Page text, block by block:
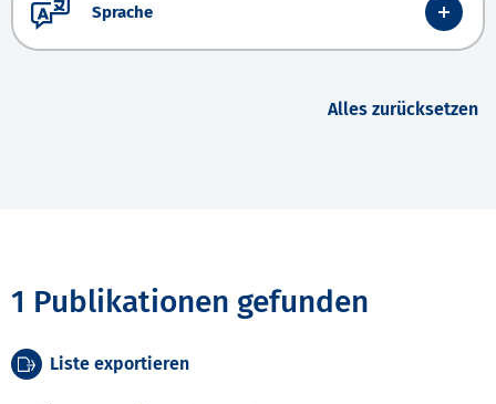
Sprache
Alles zurücksetzen
1 Publikationen gefunden
Liste exportieren